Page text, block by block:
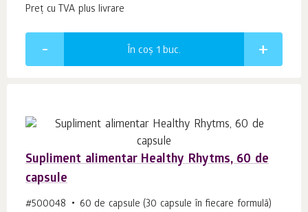
Preț cu TVA plus livrare
În coș 1 buc.
Supliment alimentar Healthy Rhytms, 60 de
capsule
#500048 60 de capsule (30 capsule în fiecare formulă)